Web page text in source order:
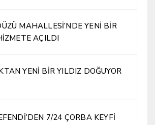
MAHALLESİ’NDE YENİ BİR
AÇILDI
YENİ BİR YILDIZ DOĞUYOR
7/24 ÇORBA KEYFİ